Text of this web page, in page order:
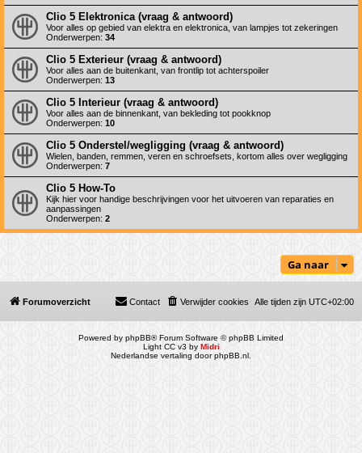
Clio 5 Elektronica (vraag & antwoord)
Voor alles op gebied van elektra en elektronica, van lampjes tot zekeringen
Onderwerpen: 34
Clio 5 Exterieur (vraag & antwoord)
Voor alles aan de buitenkant, van frontlip tot achterspoiler
Onderwerpen: 13
Clio 5 Interieur (vraag & antwoord)
Voor alles aan de binnenkant, van bekleding tot pookknop
Onderwerpen: 10
Clio 5 Onderstel/wegligging (vraag & antwoord)
Wielen, banden, remmen, veren en schroefsets, kortom alles over wegligging
Onderwerpen: 7
Clio 5 How-To
Kijk hier voor handige beschrijvingen voor het uitvoeren van reparaties en
aanpassingen
Onderwerpen: 2
Ga naar
Forumoverzicht Alle tijden zijn UTC+02:00
Verwijder cookies
Contact
Powered by phpBB® Forum Software © phpBB Limited
Light CC v3 by Midri
Nederlandse vertaling doorphpBB.nl